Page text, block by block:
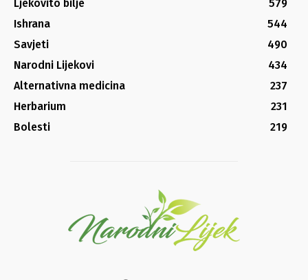
Ljekovito bilje
579
Ishrana
544
Savjeti
490
Narodni Lijekovi
434
Alternativna medicina
237
Herbarium
231
Bolesti
219